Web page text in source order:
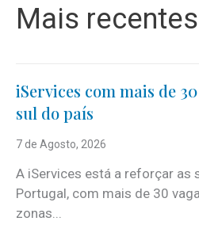
Mais recentes
iServices com mais de
sul do país
7 de Agosto, 2026
A iServices está a reforçar as
Portugal, com mais de 30
zonas...